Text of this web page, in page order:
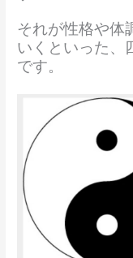
それが性格や体
いくといった、
です。